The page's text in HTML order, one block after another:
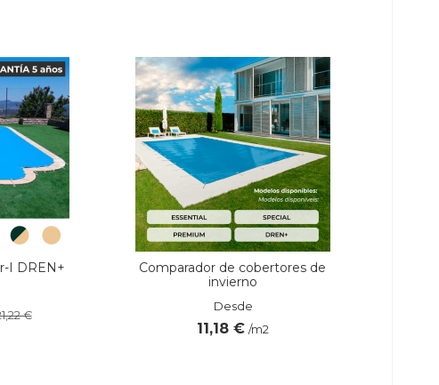
I DREN+
€
Comparador de cobertores de
invierno
Desde
11,18 € /m2